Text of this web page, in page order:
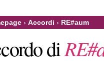
› Accordi › RE#aum
di